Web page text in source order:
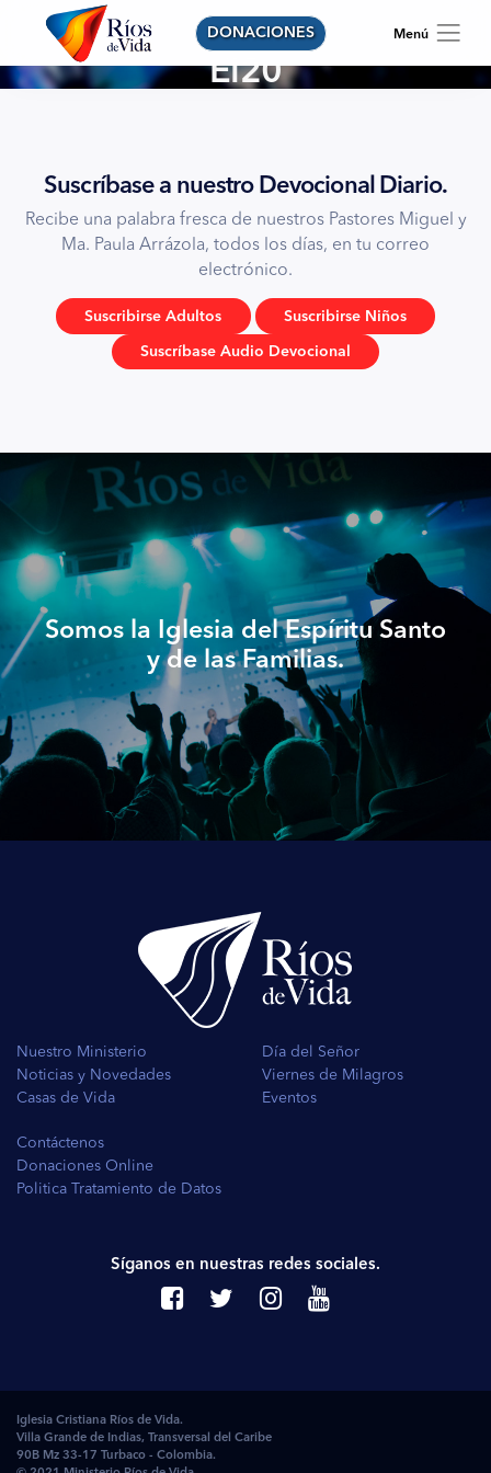
DONACIONES
El20
Suscríbase a nuestro Devocional Diario.
Recibe una palabra fresca de nuestros Pastores Miguel y
Ma. Paula Arrázola, todos los días, en tu correo
electrónico.
Suscribirse Adultos Suscribirse Niños
Suscríbase Audio Devocional
Somos la Iglesia del Espíritu Santo
y de las Familias.
Nuestro Ministerio
Noticias y Novedades
Casas de Vida
Día del Señor
Viernes de Milagros
Eventos
Contáctenos
Donaciones Online
Politica Tratamiento de Datos
Síganos en nuestras redes sociales.
Iglesia Cristiana Ríos de Vida.
Villa Grande de Indias, Transversal del Caribe
90B Mz 33-17 Turbaco - Colombia.